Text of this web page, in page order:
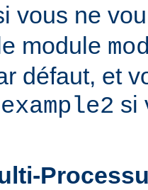
vous ne
module
défaut, et
si